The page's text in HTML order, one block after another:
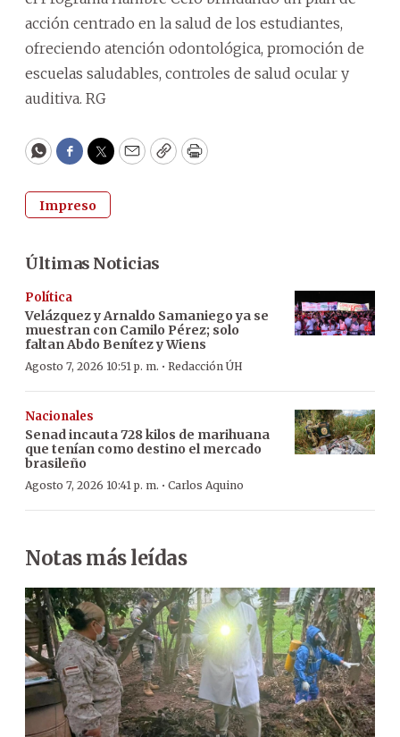
acción centrado en la salud de los estudiantes,
ofreciendo atención odontológica, promoción de
escuelas saludables, controles de salud ocular y
auditiva. RG
WhatsApp
Facebook
Twitter
EmailCopyPrint
Impreso
Últimas Noticias
Política
Velázquez y Arnaldo Samaniego ya se
muestran con Camilo Pérez; solo
faltan Abdo Benítez y Wiens
Agosto 7, 2026 10:51 p. m. · Redacción ÚH
Nacionales
Senad incauta 728 kilos de marihuana
que tenían como destino el mercado
brasileño
Agosto 7, 2026 10:41 p. m. · Carlos Aquino
Notas más leídas